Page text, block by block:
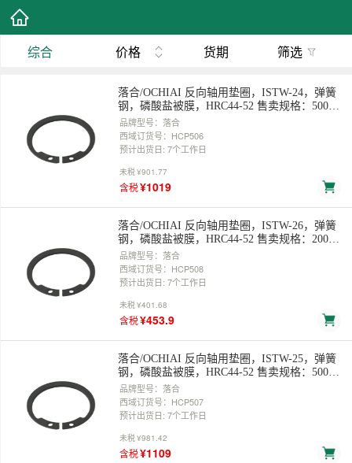
综合 价格 货期 筛选
落合/OCHIAI 反向轴用垫圈，ISTW-24，弹簧
钢，磷酸盐被膜，HRC44-52 售卖规格：500
个/袋
品牌型号：落合
西域订货号：HCP506
预计出货日: 7个工作日
未税¥901.77
含税¥1019
落合/OCHIAI 反向轴用垫圈，ISTW-26，弹簧
钢，磷酸盐被膜，HRC44-52 售卖规格：200
个/袋
品牌型号：落合
西域订货号：HCP508
预计出货日: 7个工作日
未税¥401.68
含税¥453.9
落合/OCHIAI 反向轴用垫圈，ISTW-25，弹簧
钢，磷酸盐被膜，HRC44-52 售卖规格：500
个/袋
品牌型号：落合
西域订货号：HCP507
预计出货日: 7个工作日
未税¥981.42
含税¥1109